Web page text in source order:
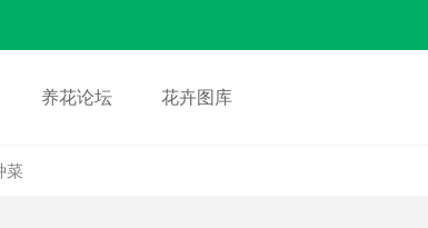
养花论坛 花卉图库
菜